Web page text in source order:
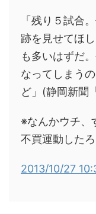
「残り５試合
跡を見せてほ
も多いはずだ
なってしまう
ど」(静岡新聞
※なんかウチ、
不買運動した
2013/10/27